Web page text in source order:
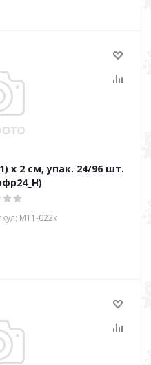
х 2 см, упак. 24/96 шт.
MT1-022к